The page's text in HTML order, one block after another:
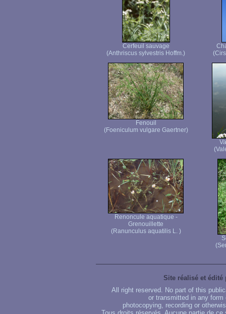
Cerfeuil sauvage
(Anthriscus sylvestris Hoffm.)
Fenouil
(Foeniculum vulgare Gaertner)
Renoncule aquatique -
Grenouillette
(Ranunculus aquatilis L. )
Site réalisé et édité
All right reserved. No part of this
or transmitted in any
photocopying, recording or